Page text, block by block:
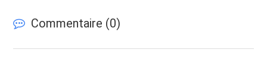
Commentaire (0)